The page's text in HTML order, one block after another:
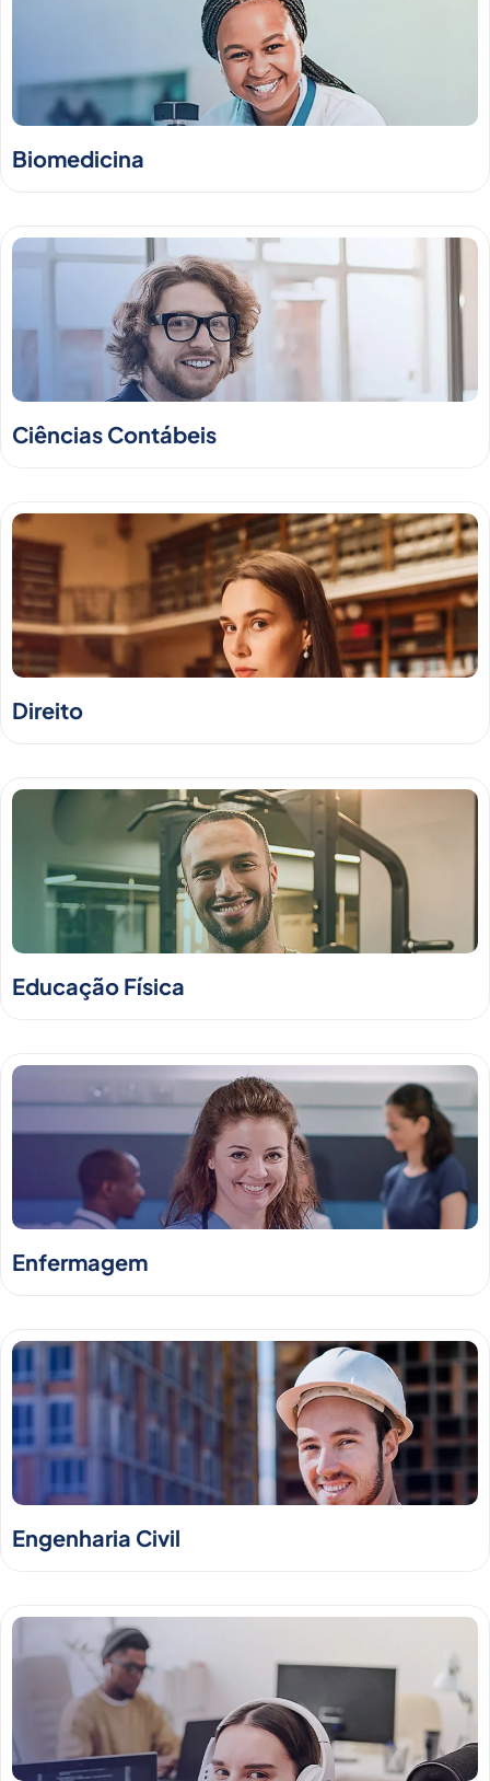
Biomedicina
Ciências Contábeis
Direito
Educação Física
Enfermagem
Engenharia Civil